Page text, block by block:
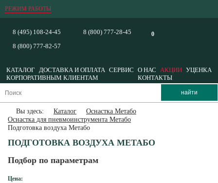
РЕЖИМ РАБОТЫ
0
8 (495) 108-24-45
8 (800) 777-82-57
8 (800) 777-28-45
КАТАЛОГ ДОСТАВКА И ОПЛАТА СЕРВИС О НАС АКЦИИ УЦЕНКА
КОРПОРАТИВНЫМ КЛИЕНТАМ
КОНТАКТЫ
Вы здесь: Каталог
Оснастка Метабо
Оснастка для пневмоинструмента Метабо
Подготовка воздуха Метабо
ПОДГОТОВКА ВОЗДУХА МЕТАБО
Подбор по параметрам
Цена: